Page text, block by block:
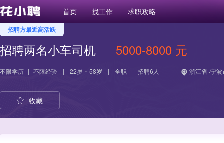
首页 找工作 求职攻略
招聘方最近高活跃
招聘两名小车司机 5000-8000 元
不限学历 | 不限经验 | 22岁 ~ 58岁 | 全职 | 招聘6人 浙江省 ·宁
收藏